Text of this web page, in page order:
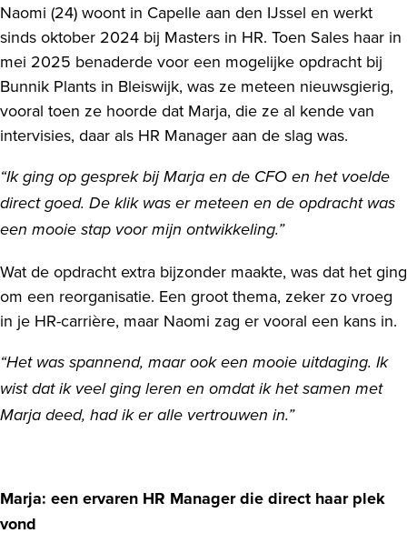
Naomi (24) woont in Capelle aan den IJssel en werkt
sinds oktober 2024 bij Masters in HR. Toen Sales haar in
mei 2025 benaderde voor een mogelijke opdracht bij
Bunnik Plants in Bleiswijk, was ze meteen nieuwsgierig,
vooral toen ze hoorde dat Marja, die ze al kende van
intervisies, daar als HR Manager aan de slag was.
“Ik ging op gesprek bij Marja en de CFO en het voelde
direct goed. De klik was er meteen en de opdracht was
een mooie stap voor mijn ontwikkeling.”
Wat de opdracht extra bijzonder maakte, was dat het ging
om een reorganisatie. Een groot thema, zeker zo vroeg
in je HR-carrière, maar Naomi zag er vooral een kans in.
“Het was spannend, maar ook een mooie uitdaging. Ik
wist dat ik veel ging leren en omdat ik het samen met
Marja deed, had ik er alle vertrouwen in.”
Marja: een ervaren HR Manager die direct haar plek
vond